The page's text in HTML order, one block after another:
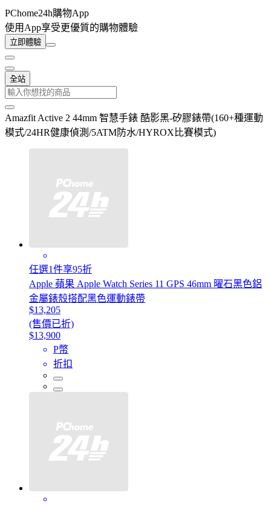
PChome24h購物App
使用App享受更優質的購物體驗
立即體驗
全站
Amazfit Active 2 44mm 智慧手錶 酷影黑-矽膠錶帶(160+種運動
模式/24HR健康偵測/5ATM防水/HYROX比賽模式)
任選1件享95折
Apple 蘋果 Apple Watch Series 11 GPS 46mm 曜石黑色鋁
金屬錶殼搭配黑色運動錶帶
$13,205
(售價已折)
$13,900
P幣
折扣